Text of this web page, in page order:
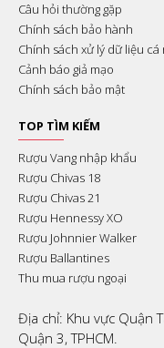
Câu hỏi thường gặp
Chính sách bảo hành
Chính sách xử lý dữ liệu cá
Cảnh báo giả mạo
Chính sách bảo mật
TOP TÌM KIẾM
Rượu Vang nhập khẩu
Rượu Chivas 18
Rượu Chivas 21
Rượu Hennessy XO
Rượu Johnnier Walker
Rượu Ballantines
Thu mua rượu ngoại
Địa chỉ: Khu vực Quận
Quận 3, TPHCM.